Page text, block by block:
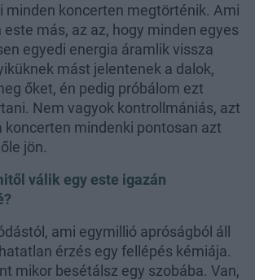
minden koncerten megtörténik. Ami
más, az az, hogy minden egyes
egyedi energia áramlik vissza
mást jelentenek a dalok,
őket, én pedig próbálom ezt
Nem vagyok kontrollmániás, azt
koncerten mindenki pontosan azt
jön.
válik egy este igazán
ami egymillió apróságból áll
érzés egy fellépés kémiája.
mikor besétálsz egy szobába. Van,